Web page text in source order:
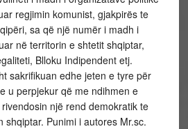
regjimin komunist, gjakpirës te
sa që një numër i madh i
në territorin e shtetit shqiptar,
Blloku Indipendent etj.
sakrifikuan edhe jeten e tyre për
u perpjekur që me ndihmen e
një rend demokratik te
shqiptar. Punimi i autores Mr.sc.